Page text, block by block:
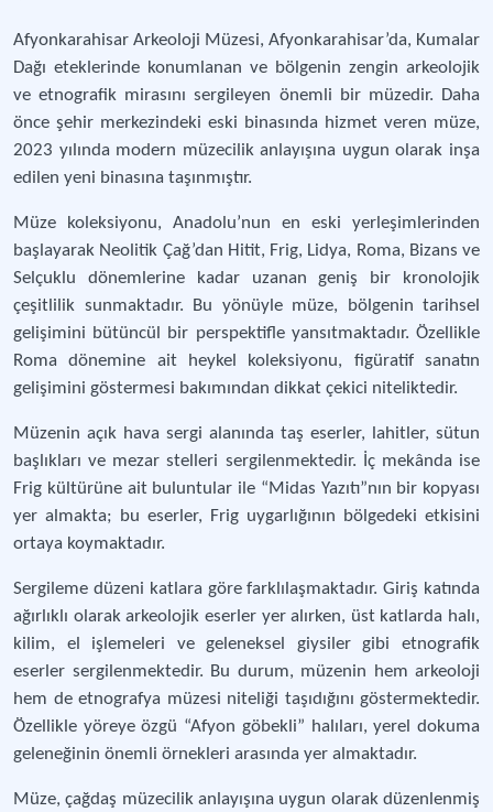
Afyonkarahisar Arkeoloji Müzesi, Afyonkarahisar’da, Kumalar
Dağı eteklerinde konumlanan ve bölgenin zengin arkeolojik
ve etnografik mirasını sergileyen önemli bir müzedir. Daha
önce şehir merkezindeki eski binasında hizmet veren müze,
2023 yılında modern müzecilik anlayışına uygun olarak inşa
edilen yeni binasına taşınmıştır.
Müze koleksiyonu, Anadolu’nun en eski yerleşimlerinden
başlayarak Neolitik Çağ’dan Hitit, Frig, Lidya, Roma, Bizans ve
Selçuklu dönemlerine kadar uzanan geniş bir kronolojik
çeşitlilik sunmaktadır. Bu yönüyle müze, bölgenin tarihsel
gelişimini bütüncül bir perspektifle yansıtmaktadır. Özellikle
Roma dönemine ait heykel koleksiyonu, figüratif sanatın
gelişimini göstermesi bakımından dikkat çekici niteliktedir.
Müzenin açık hava sergi alanında taş eserler, lahitler, sütun
başlıkları ve mezar stelleri sergilenmektedir. İç mekânda ise
Frig kültürüne ait buluntular ile “Midas Yazıtı”nın bir kopyası
yer almakta; bu eserler, Frig uygarlığının bölgedeki etkisini
ortaya koymaktadır.
Sergileme düzeni katlara göre farklılaşmaktadır. Giriş katında
ağırlıklı olarak arkeolojik eserler yer alırken, üst katlarda halı,
kilim, el işlemeleri ve geleneksel giysiler gibi etnografik
eserler sergilenmektedir. Bu durum, müzenin hem arkeoloji
hem de etnografya müzesi niteliği taşıdığını göstermektedir.
Özellikle yöreye özgü “Afyon göbekli” halıları, yerel dokuma
geleneğinin önemli örnekleri arasında yer almaktadır.
Müze, çağdaş müzecilik anlayışına uygun olarak düzenlenmiş